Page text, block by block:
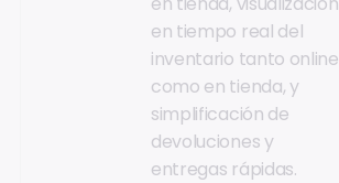
en tiempo real del
inventario tanto online
como en tienda, y
simplificación de
devoluciones y
entregas rápidas.